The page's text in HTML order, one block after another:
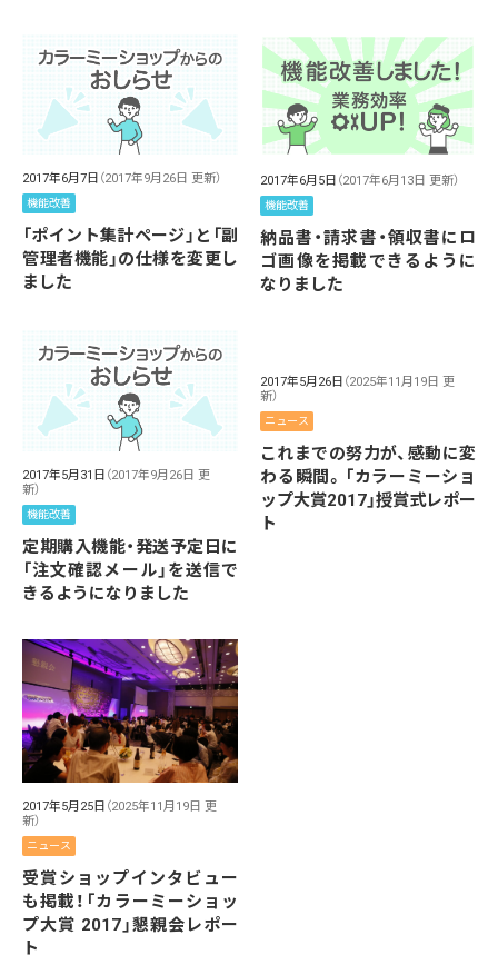
2017年6月7日 （2017年9月26日 更新）
機能改善
「ポイント集計ページ」と「副
管理者機能」の仕様を変更し
ました
2017年6月5日 （2017年6月13日 更新）
機能改善
納品書・請求書・領収書にロ
ゴ画像を掲載できるように
なりました
2017年5月31日 （2017年9月26日 更
新）
機能改善
定期購入機能・発送予定日に
「注文確認メール」を送信で
きるようになりました
2017年5月26日 （2025年11月19日 更
新）
ニュース
これまでの努力が、感動に変
わる瞬間。「カラーミーショ
ップ大賞2017」授賞式レポー
ト
2017年5月25日 （2025年11月19日 更
新）
ニュース
受賞ショップインタビュー
も掲載！「カラーミーショッ
プ大賞 2017」懇親会レポー
ト